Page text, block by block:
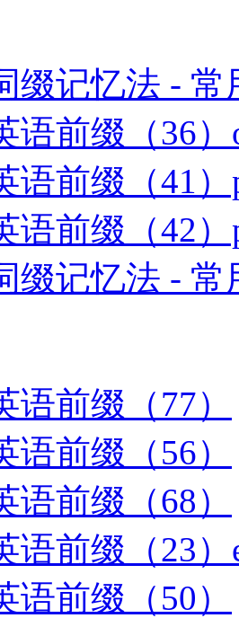
缀记忆法 - 常
语前缀（36）
语前缀（41）
语前缀（42）
缀记忆法 - 常
语前缀（77）
语前缀（56）
语前缀（68）
语前缀（23）
语前缀（50）